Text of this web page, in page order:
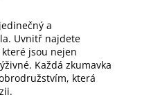
a
Uvnitř najdete
jsou nejen
Každá zkumavka
která